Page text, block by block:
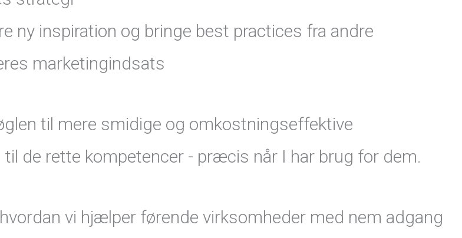
ny inspiration og bringe best practices fra andre
marketingindsats
til mere smidige og omkostningseffektive
de rette kompetencer - præcis når I har brug for dem.
vi hjælper førende virksomheder med nem adgang